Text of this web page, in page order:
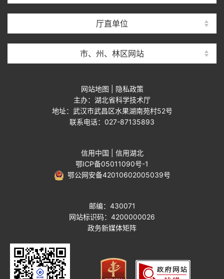
厅直单位
市、州、林区网站
网站地图
隐私政策
主办：湖北省科学技术厅
地址：武汉市武昌区水果湖南苑村52号
联系电话：027-87135893
信用中国
信用湖北
鄂ICP备05011090号-1
鄂公网安备42010602005039号
邮编：430071
网站标识码：4200000026
政务新媒体矩阵